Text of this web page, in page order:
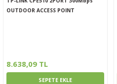
OUTDOOR ACCESS POINT
8.638,09 TL
SEPETE EKLE